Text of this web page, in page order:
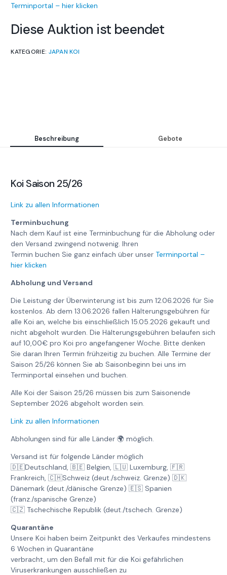
Terminportal – hier klicken
Diese Auktion ist beendet
KATEGORIE: JAPAN KOI
Beschreibung Gebote
Koi Saison 25/26
Link zu allen Informationen
Terminbuchung
Nach dem Kauf ist eine Terminbuchung für die Abholung oder
den Versand zwingend notwenig. Ihren
Termin buchen Sie ganz einfach über unserTerminportal –
hier klicken
Abholung und Versand
Die Leistung der Überwinterung ist bis zum 12.06.2026 für Sie
kostenlos. Ab dem 13.06.2026 fallen Hälterungsgebühren für
alle Koi an, welche bis einschließlich 15.05.2026 gekauft und
nicht abgeholt wurden. Die Hälterungsgebühren belaufen sich
auf 10,00€ pro Koi pro angefangener Woche. Bitte denken
Sie daran Ihren Termin frühzeitig zu buchen. Alle Termine der
Saison 25/26 können Sie ab Saisonbeginn bei uns im
Terminportal einsehen und buchen.
Alle Koi der Saison 25/26 müssen bis zum Saisonende
September 2026 abgeholt worden sein.
Link zu allen Informationen
Abholungen sind für alle Länder 🌍 möglich.
Versand ist für folgende Länder möglich
🇩🇪Deutschland, 🇧🇪 Belgien, 🇱🇺 Luxemburg, 🇫🇷
Frankreich, 🇨🇭Schweiz (deut./schweiz. Grenze) 🇩🇰
Dänemark (deut./dänische Grenze) 🇪🇸 Spanien
(franz./spanische Grenze)
🇨🇿 Tschechische Republik (deut./tschech. Grenze)
Quarantäne
Unsere Koi haben beim Zeitpunkt des Verkaufes mindestens
6 Wochen in Quarantäne
verbracht, um den Befall mit für die Koi gefährlichen
Viruserkrankungen ausschließen zu